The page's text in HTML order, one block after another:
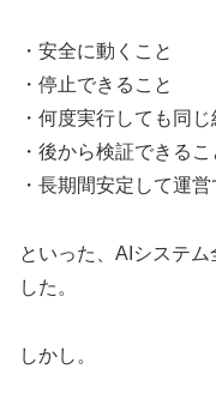
・安全に動くこと
・停止できること
・何度実行しても同
・後から検証できるこ
・長期間安定して運
といった、AIシステ
した。
しかし。